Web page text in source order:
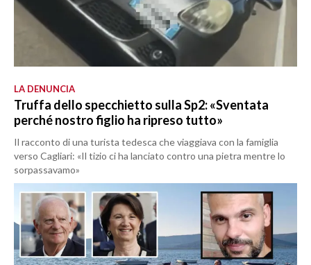
LA DENUNCIA
Truffa dello specchietto sulla Sp2: «Sventata
perché nostro figlio ha ripreso tutto»
Il racconto di una turista tedesca che viaggiava con la famiglia
verso Cagliari: «Il tizio ci ha lanciato contro una pietra mentre lo
sorpassavamo»